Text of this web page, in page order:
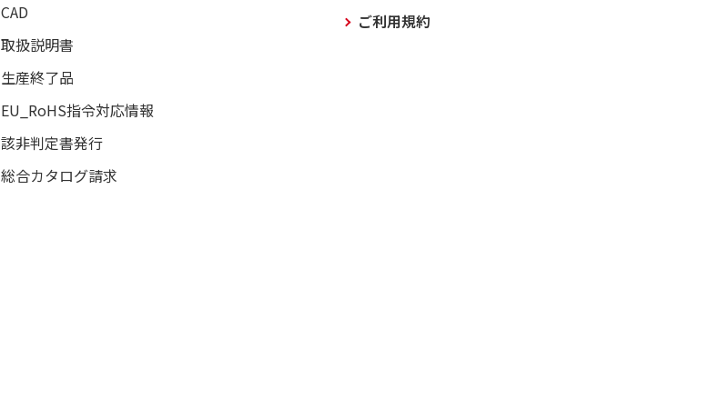
CAD
取扱説明書
生産終了品
EU_RoHS指令対応情報
該非判定書発行
総合カタログ請求
ご利用規約